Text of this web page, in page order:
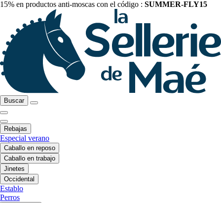
15% en productos anti-moscas con el código : SUMMER-FLY15
Buscar
Rebajas
Especial verano
Caballo en reposo
Caballo en trabajo
Jinetes
Occidental
Establo
Perros